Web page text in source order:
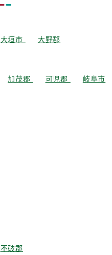
大垣市 大野郡
加茂郡 可児郡
岐阜市
不破郡